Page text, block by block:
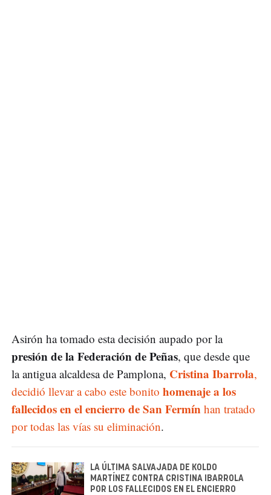
Asirón ha tomado esta decisión aupado por la
presión de la Federación de Peñas, que desde que
la antigua alcaldesa de Pamplona, Cristina Ibarrola,
decidió llevar a cabo este bonito homenaje a los
fallecidos en el encierro de San Fermín han tratado
por todas las vías su eliminación.
LA ÚLTIMA SALVAJADA DE KOLDO
MARTÍNEZ CONTRA CRISTINA IBARROLA
POR LOS FALLECIDOS EN EL ENCIERRO